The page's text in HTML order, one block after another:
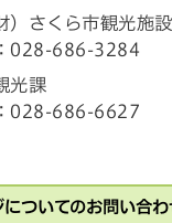
）さくら市観光施
028-686-3284
光課
028-686-6627
についてのお問い合